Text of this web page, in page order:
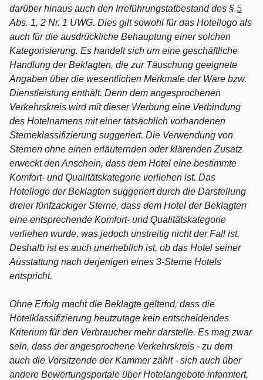
darüber hinaus auch den Irreführungstatbestand des § 5
Abs. 1, 2 Nr. 1 UWG. Dies gilt sowohl für das Hotellogo als
auch für die ausdrückliche Behauptung einer solchen
Kategorisierung. Es handelt sich um eine geschäftliche
Handlung der Beklagten, die zur Täuschung geeignete
Angaben über die wesentlichen Merkmale der Ware bzw.
Dienstleistung enthält. Denn dem angesprochenen
Verkehrskreis wird mit dieser Werbung eine Verbindung
des Hotelnamens mit einer tatsächlich vorhandenen
Sterneklassifizierung suggeriert. Die Verwendung von
Sternen ohne einen erläuternden oder klärenden Zusatz
erweckt den Anschein, dass dem Hotel eine bestimmte
Komfort- und Qualitätskategorie verliehen ist. Das
Hotellogo der Beklagten suggeriert durch die Darstellung
dreier fünfzackiger Sterne, dass dem Hotel der Beklagten
eine entsprechende Komfort- und Qualitätskategorie
verliehen wurde, was jedoch unstreitig nicht der Fall ist.
Deshalb ist es auch unerheblich ist, ob das Hotel seiner
Ausstattung nach derjenigen eines 3-Sterne Hotels
entspricht.
Ohne Erfolg macht die Beklagte geltend, dass die
Hotelklassifizierung heutzutage kein entscheidendes
Kriterium für den Verbraucher mehr darstelle. Es mag zwar
sein, dass der angesprochene Verkehrskreis - zu dem
auch die Vorsitzende der Kammer zählt - sich auch über
andere Bewertungsportale über Hotelangebote informiert,